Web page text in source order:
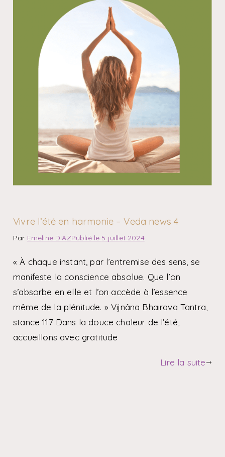
Vivre l’été en harmonie – Veda news 4
Par Emeline DIAZPublié le 5 juillet 2024
« À chaque instant, par l’entremise des sens, se
manifeste la conscience absolue. Que l’on
s’absorbe en elle et l’on accède à l’essence
même de la plénitude. » Vijnâna Bhairava Tantra,
stance 117 Dans la douce chaleur de l’été,
accueillons avec gratitude
Lire la suite